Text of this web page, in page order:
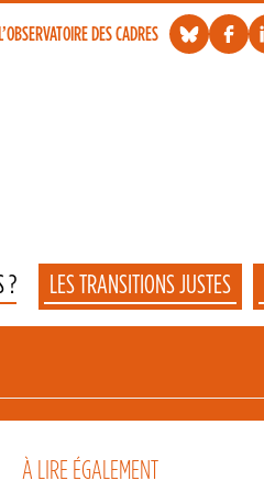
L’OBSERVATOIRE DES CADRES
? LES TRANSITIONS JUSTES
À LIRE ÉGALEMENT